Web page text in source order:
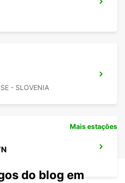
- SLOVENIA
Mais estações
do blog em